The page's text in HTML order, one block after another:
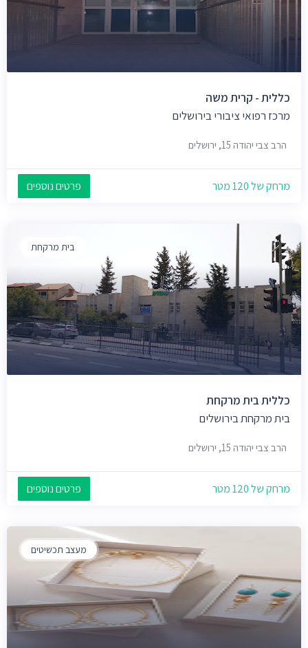
כללית - קרית משה
מרכז רפואי ציבורי בירושלים
הרב צבי יהודה 15, ירושלים
מרחק של 120 מטר פרטים נוספים
בית מרקחת
כללית בית מרקחת
בית מרקחת בירושלים
הרב צבי יהודה 15, ירושלים
מרחק של 120 מטר פרטים נוספים
מעצב תכשיטים